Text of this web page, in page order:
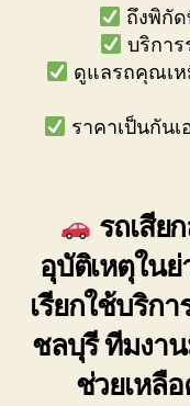
ถึงพิกั
บริกา
ดูแลรถคุณเห
ราคาเป็นกัน
รถเสีย
อุบัติเหตุใน
เรียกใช้บริก
ชลบุรี ทีมงา
ช่วยเหลื